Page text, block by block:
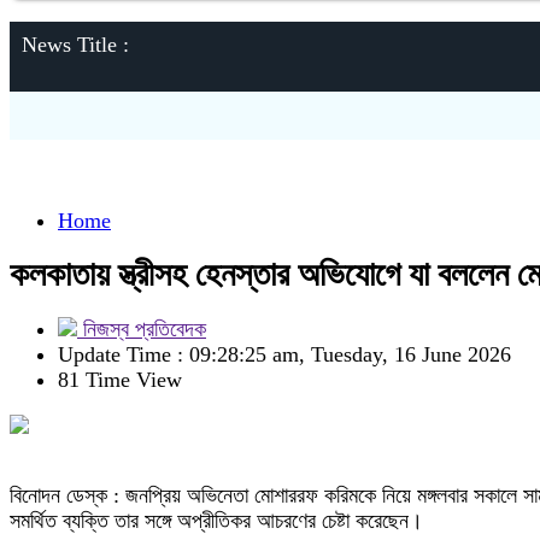
News Title :
Home
কলকাতায় স্ত্রীসহ হেনস্তার অভিযোগে যা বললেন
নিজস্ব প্রতিবেদক
Update Time : 09:28:25 am, Tuesday, 16 June 2026
81 Time View
বিনোদন ডেস্ক : জনপ্রিয় অভিনেতা মোশাররফ করিমকে নিয়ে মঙ্গলবার সকালে
সমর্থিত ব্যক্তি তার সঙ্গে অপ্রীতিকর আচরণের চেষ্টা করেছেন।